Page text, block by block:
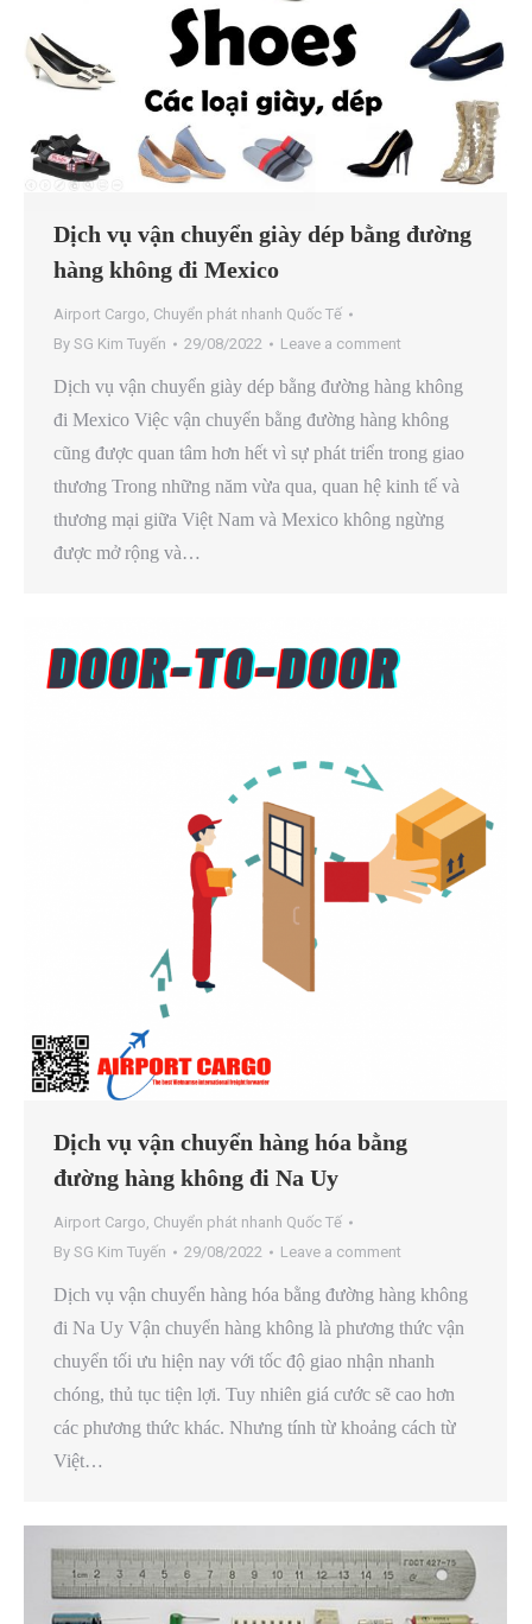
Dịch vụ vận chuyển giày dép bằng đường
hàng không đi Mexico
Airport Cargo, Chuyển phát nhanh Quốc Tế
By SG Kim Tuyến 29/08/2022 Leave a comment
Dịch vụ vận chuyển giày dép bằng đường hàng không
đi Mexico Việc vận chuyển bằng đường hàng không
cũng được quan tâm hơn hết vì sự phát triển trong giao
thương Trong những năm vừa qua, quan hệ kinh tế và
thương mại giữa Việt Nam và Mexico không ngừng
được mở rộng và…
Dịch vụ vận chuyển hàng hóa bằng
đường hàng không đi Na Uy
Airport Cargo, Chuyển phát nhanh Quốc Tế
By SG Kim Tuyến 29/08/2022 Leave a comment
Dịch vụ vận chuyển hàng hóa bằng đường hàng không
đi Na Uy Vận chuyển hàng không là phương thức vận
chuyển tối ưu hiện nay với tốc độ giao nhận nhanh
chóng, thủ tục tiện lợi. Tuy nhiên giá cước sẽ cao hơn
các phương thức khác. Nhưng tính từ khoảng cách từ
Việt…